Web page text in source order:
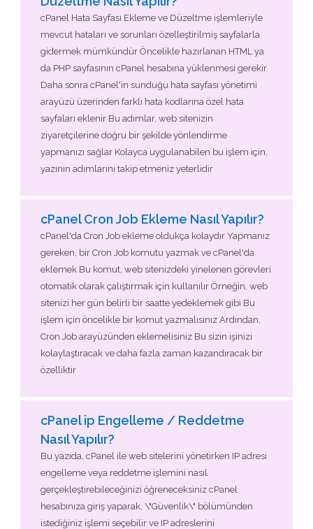
cPanel Hata Sayfası Ekleme ve Düzeltme işlemleriyle
mevcut hataları ve sorunları özelleştirilmiş sayfalarla
gidermek mümkündür Öncelikle hazırlanan HTML ya
da PHP sayfasının cPanel hesabına yüklenmesi gerekir
Daha sonra cPanel'in sunduğu hata sayfası yönetimi
arayüzü üzerinden farklı hata kodlarına özel hata
sayfaları eklenir Bu adımlar, web sitenizin
ziyaretçilerine doğru bir şekilde yönlendirme
yapmanızı sağlar Kolayca uygulanabilen bu işlem için,
yazının adımlarını takip etmeniz yeterlidir
cPanel Cron Job Ekleme Nasıl Yapılır?
cPanel'da Cron Job ekleme oldukça kolaydır Yapmanız
gereken, bir Cron Job komutu yazmak ve cPanel'da
eklemek Bu komut, web sitenizdeki yinelenen görevleri
otomatik olarak çalıştırmak için kullanılır Örneğin, web
sitenizi her gün belirli bir saatte yedeklemek gibi Bu
işlem için öncelikle bir komut yazmalısınız Ardından,
Cron Job arayüzünden eklemelisiniz Bu sizin işinizi
kolaylaştıracak ve daha fazla zaman kazandıracak bir
özelliktir
cPanel ip Engelleme / Reddetme
Nasıl Yapılır?
Bu yazıda, cPanel ile web sitelerini yönetirken IP adresi
engelleme veya reddetme işlemini nasıl
gerçekleştirebileceğinizi öğreneceksiniz cPanel
hesabınıza giriş yaparak, \"Güvenlik\" bölümünden
istediğiniz işlemi seçebilir ve IP adreslerini